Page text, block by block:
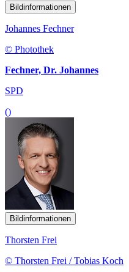
Bildinformationen
Johannes Fechner
© Photothek
Fechner, Dr. Johannes
SPD
()
Bildinformationen
Thorsten Frei
© Thorsten Frei / Tobias Koch